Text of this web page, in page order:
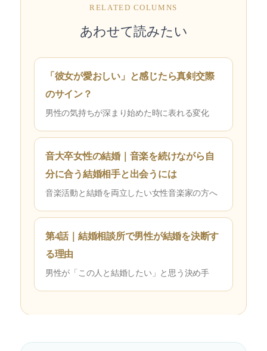
RELATED COLUMNS
あわせて読みたい
「彼女が愛おしい」と感じたら真剣交際
のサイン？
男性の気持ちが深まり始めた時に表れる変化
音大卒女性の結婚｜音楽を続けながら自
分に合う結婚相手と出会うには
音楽活動と結婚を両立したい女性音楽家の方へ
第4話｜結婚相談所で男性が結婚を決断す
る理由
男性が「この人と結婚したい」と思う決め手